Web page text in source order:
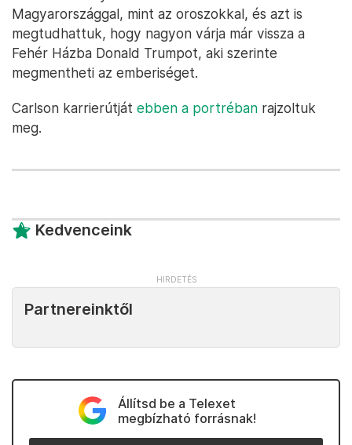
Magyarországgal, mint az oroszokkal, és azt is
megtudhattuk, hogy nagyon várja már vissza a
Fehér Házba Donald Trumpot, aki szerinte
megmentheti az emberiséget.
Carlson karrierútját ebben a portréban rajzoltuk
meg.
Kedvenceink
Partnereinktől
Állítsd be a Telexet
megbízható forrásnak!